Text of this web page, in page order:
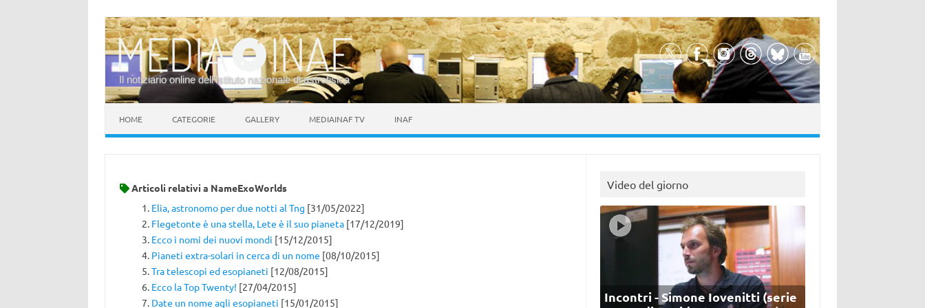
Il notiziario online dell’Istituto nazionale di astrofisica
HOME CATEGORIE GALLERY MEDIAINAF TV INAF
Articoli relativi a NameExoWorlds
Elia, astronomo per due notti al Tng [31/05/2022]
Flegetonte è una stella, Lete è il suo pianeta[17/12/2019]
Ecco i nomi dei nuovi mondi [15/12/2015]
Pianeti extra-solari in cerca di un nome [08/10/2015]
Tra telescopi ed esopianeti [12/08/2015]
Ecco la Top Twenty! [27/04/2015]
Date un nome agli esopianeti [15/01/2015]
Video del giorno
Incontri - Simone Iovenitti (serie